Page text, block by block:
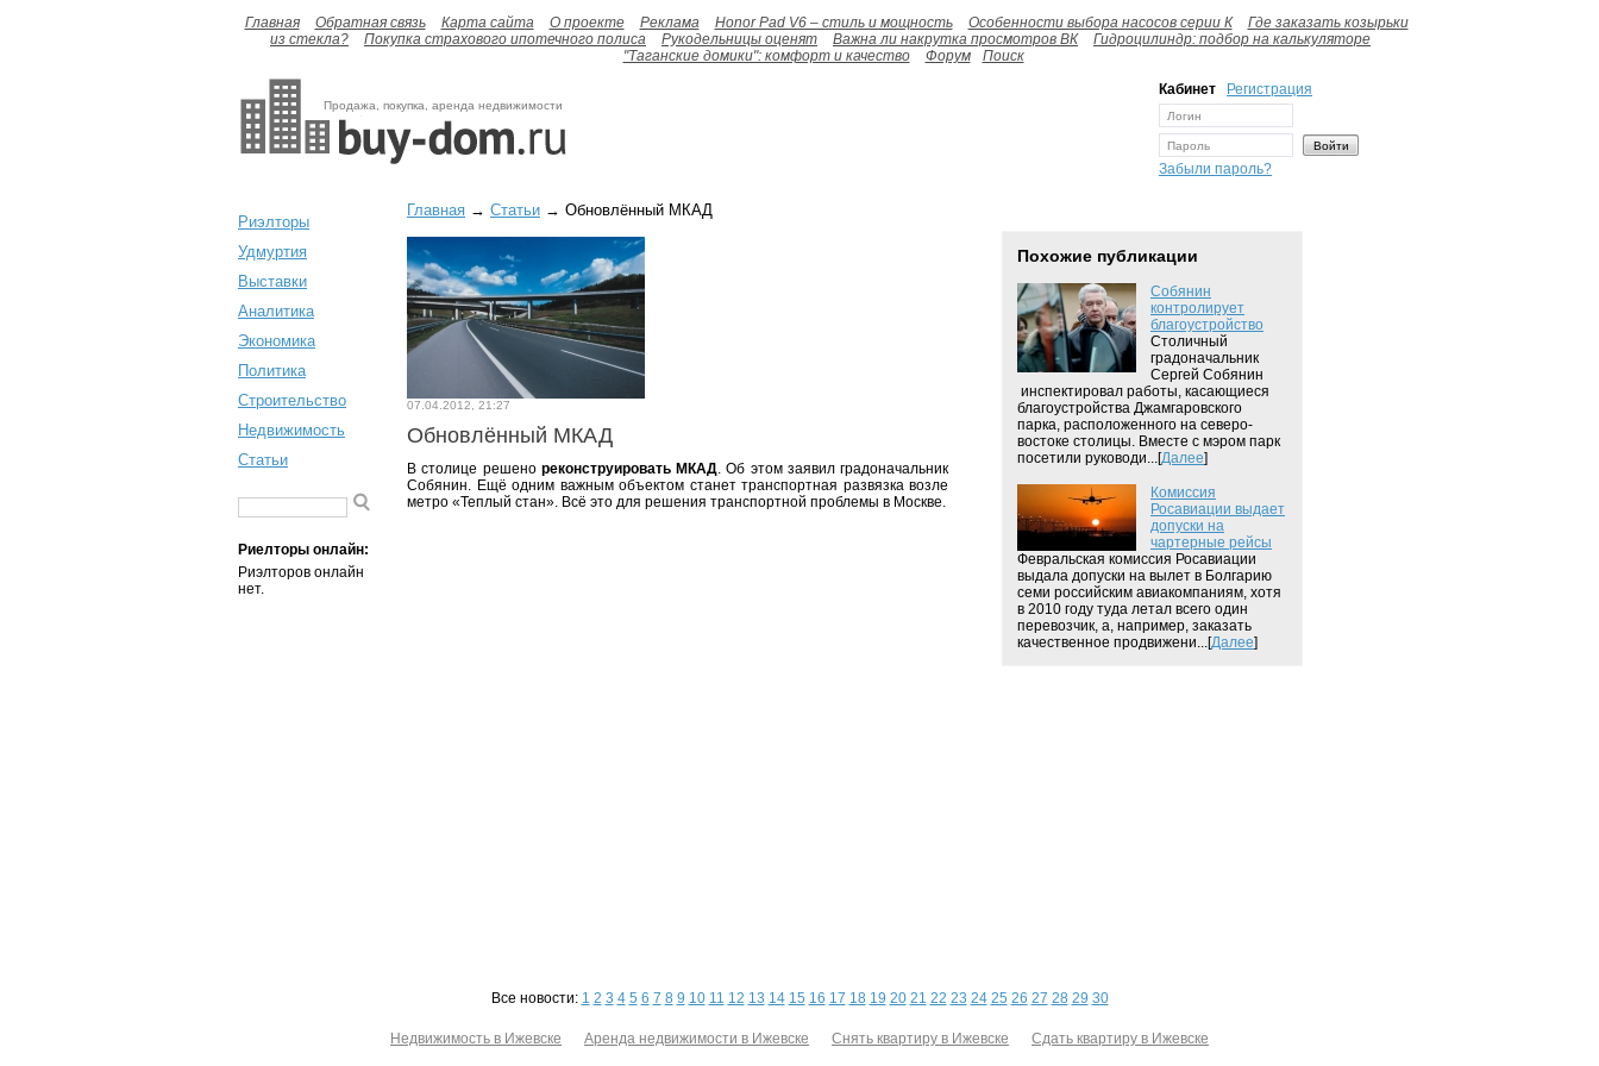
Главная Обратная связь Карта сайта О проекте Реклама Honor Pad V6 – стиль и мощность Особенности выбора насосов серии К
Где заказать козырьки
из стекла?
Покупка страхового ипотечного полиса Рукодельницы оценят Важна ли накрутка просмотров ВК
Гидроцилиндр: подбор на калькуляторе
"Таганские домики": комфорт и качество
Форум Поиск
Продажа, покупка, аренда недвижимости
Кабинет Регистрация
Забыли пароль?
Риэлторы
Удмуртия
Выставки
Аналитика
Экономика
Политика
Строительство
Недвижимость
Статьи
Риелторы онлайн:
Риэлторов онлайн
нет.
Главная → Статьи → Обновлённый МКАД
07.04.2012, 21:27
Обновлённый МКАД
В столице решено реконструировать МКАД. Об этом заявил градоначальник
Собянин. Ещё одним важным объектом станет транспортная развязка возле
метро «Теплый стан». Всё это для решения транспортной проблемы в Москве.
Похожие публикации
Собянин
контролирует
благоустройство
Столичный
градоначальник
Сергей Собянин
инспектировал работы, касающиеся
благоустройства Джамгаровского
парка, расположенного на северо-
востоке столицы. Вместе с мэром парк
посетили руководи...[Далее]
Комиссия
Росавиации выдает
допуски на
чартерные рейсы
Февральская комиссия Росавиации
выдала допуски на вылет в Болгарию
семи российским авиакомпаниям, хотя
в 2010 году туда летал всего один
перевозчик, а, например, заказать
качественное продвижени...[Далее]
Все новости: 1 2 3 4 5 6 7 8 9 10 11 12 13 14 15 16 17 18 19 20 21 22 23 24 25 26 27 28 29 30
Недвижимость в Ижевске Аренда недвижимости в Ижевске Снять квартиру в Ижевске Сдать квартиру в Ижевске